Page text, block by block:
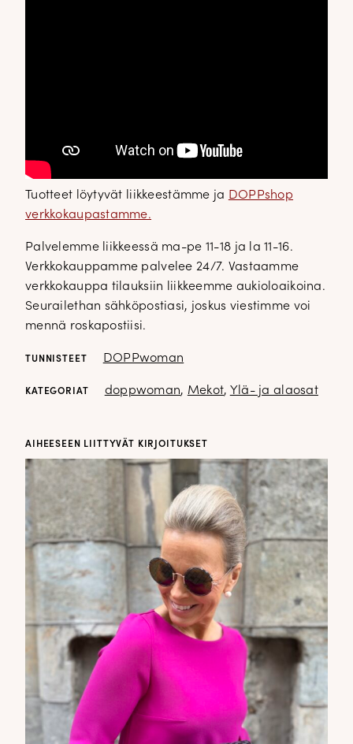
Tuotteet löytyvät liikkeestämme ja DOPPshop
verkkokaupastamme.
Palvelemme liikkeessä ma-pe 11-18 ja la 11-16.
Verkkokauppamme palvelee 24/7. Vastaamme
verkkokauppa tilauksiin liikkeemme aukioloaikoina.
Seurailethan sähköpostiasi, joskus viestimme voi
mennä roskapostiisi.
TUNNISTEET DOPPwoman
KATEGORIAT doppwoman, Mekot, Ylä- ja alaosat
AIHEESEEN LIITTYVÄT KIRJOITUKSET